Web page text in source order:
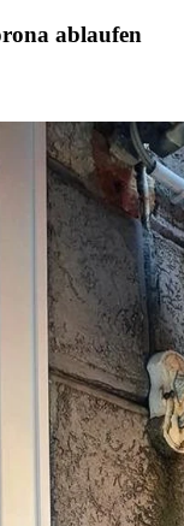
ablaufen